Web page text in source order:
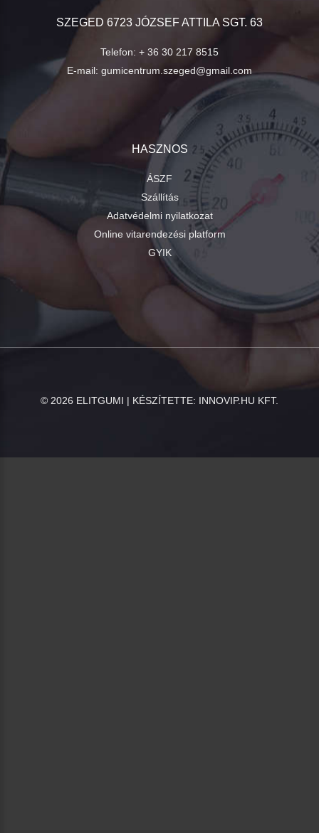
SZEGED 6723 JÓZSEF ATTILA SGT. 63
Telefon: + 36 30 217 8515
E-mail: gumicentrum.szeged@gmail.com
HASZNOS
ÁSZF
Szállítás
Adatvédelmi nyilatkozat
Online vitarendezési platform
GYIK
© 2026 ELITGUMI | KÉSZÍTETTE: INNOVIP.HU KFT.